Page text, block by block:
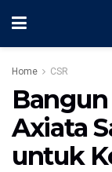
Home CSR
Axiata
untuk